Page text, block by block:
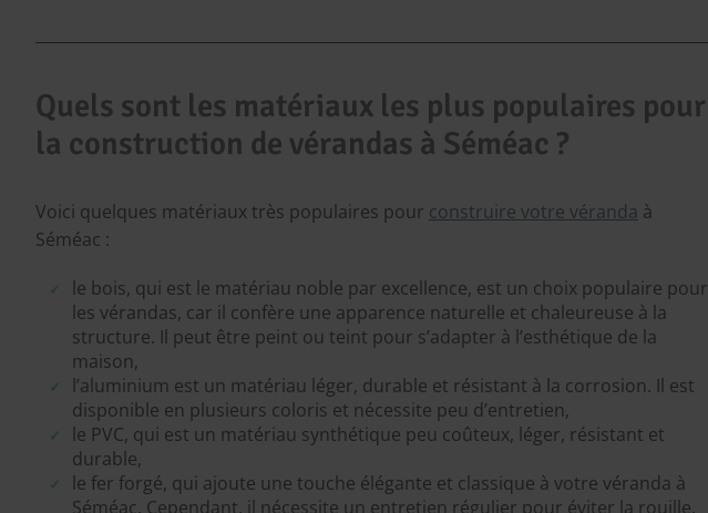
Quels sont les matériaux les plus populaires pour
la construction de vérandas à Séméac ?
Voici quelques matériaux très populaires pour construire votre véranda à
Séméac :
le bois, qui est le matériau noble par excellence, est un choix populaire pour
les vérandas, car il confère une apparence naturelle et chaleureuse à la
structure. Il peut être peint ou teint pour s’adapter à l’esthétique de la
maison,
l’aluminium est un matériau léger, durable et résistant à la corrosion. Il est
disponible en plusieurs coloris et nécessite peu d’entretien,
le PVC, qui est un matériau synthétique peu coûteux, léger, résistant et
durable,
le fer forgé, qui ajoute une touche élégante et classique à votre véranda à
Séméac. Cependant, il nécessite un entretien régulier pour éviter la rouille.